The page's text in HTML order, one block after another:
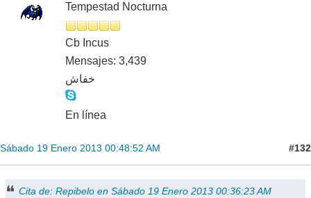
Tempestad Nocturna
Cb Incus
Mensajes: 3,439
خفاش
En línea
Sábado 19 Enero 2013 00:48:52 AM #132
Cita de: Repibelo en Sábado 19 Enero 2013 00:36:23 AM